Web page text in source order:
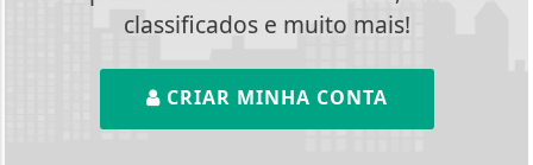
classificados e muito mais!
CRIAR MINHA CONTA